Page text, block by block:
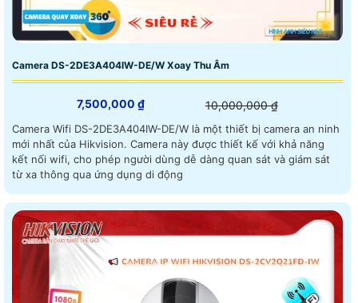
Camera DS-2DE3A404IW-DE/W Xoay Thu Âm
7,500,000 ₫ 10,000,000 ₫
Camera Wifi DS-2DE3A404IW-DE/W là một thiết bị camera an ninh
mới nhất của Hikvision. Camera này được thiết kế với khả năng
kết nối wifi, cho phép người dùng dễ dàng quan sát và giám sát
từ xa thông qua ứng dụng di động